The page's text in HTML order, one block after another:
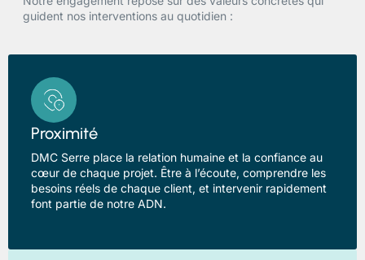
guident nos interventions au quotidien :
Proximité
DMC Serre place la relation humaine et la confiance au
cœur de chaque projet. Être à l’écoute, comprendre les
besoins réels de chaque client, et intervenir rapidement
font partie de notre ADN.